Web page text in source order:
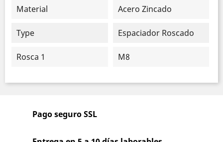
Material Acero Zincado
Type Espaciador Roscado
Rosca 1 M8
Pago seguro SSL